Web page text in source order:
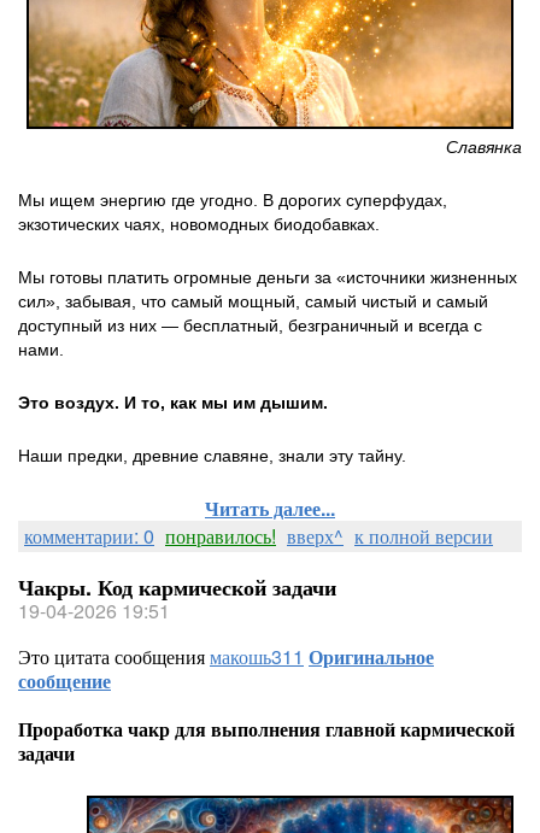
Славянка
Мы ищем энергию где угодно. В дорогих суперфудах,
экзотических чаях, новомодных биодобавках.
Мы готовы платить огромные деньги за «источники жизненных
сил», забывая, что самый мощный, самый чистый и самый
доступный из них — бесплатный, безграничный и всегда с
нами.
Это воздух. И то, как мы им дышим.
Наши предки, древние славяне, знали эту тайну.
Читать далее...
комментарии: 0 понравилось! вверх^ к полной версии
Чакры. Код кармической задачи
19-04-2026 19:51
Это цитата сообщениямакошь311 Оригинальное
сообщение
Проработка чакр для выполнения главной кармической
задачи